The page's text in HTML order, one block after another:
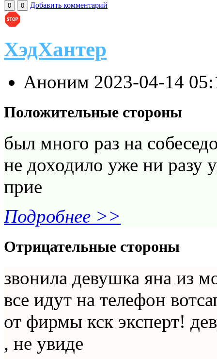
0 0 Добавить комментарий
ХэдХантер
Аноним 2023-04-14
Положительные стороны
был много раз на
не доходило уже ни разу
прие
Подробнее >>
Отрицательные стороны
звонила девушка яна из
все идут на телефон
от фирмы кск эксперт!
, не увиде